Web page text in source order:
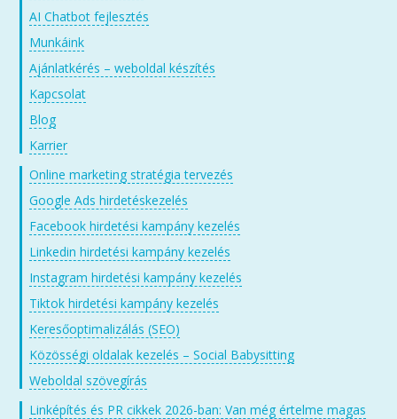
AI Chatbot fejlesztés
Munkáink
Ajánlatkérés – weboldal készítés
Kapcsolat
Blog
Karrier
Online marketing stratégia tervezés
Google Ads hirdetéskezelés
Facebook hirdetési kampány kezelés
Linkedin hirdetési kampány kezelés
Instagram hirdetési kampány kezelés
Tiktok hirdetési kampány kezelés
Keresőoptimalizálás (SEO)
Közösségi oldalak kezelés – Social Babysitting
Weboldal szövegírás
Linképítés és PR cikkek 2026-ban: Van még értelme magas